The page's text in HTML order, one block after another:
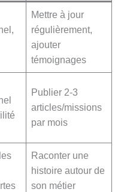
Mettre à jour
régulièrement,
ajouter
témoignages
Publier 2-3
articles/missions
par mois
Raconter une
histoire autour de
son métier